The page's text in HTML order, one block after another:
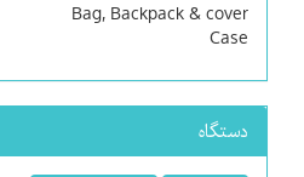
Bag, Backpack & cover
Case
دستگاه